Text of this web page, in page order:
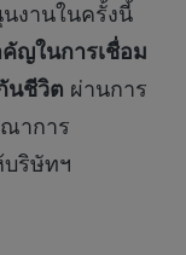
งานในครั้งนี้
ญในการเชื่อม
นชีวิต ผ่านการ
าการ
บริษัทฯ